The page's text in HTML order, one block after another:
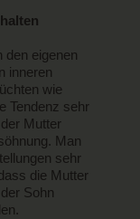
den eigenen
inneren
wie
Tendenz sehr
Mutter
Man
sehr
die Mutter
Sohn